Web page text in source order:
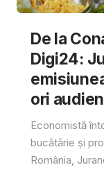
De la
Digi24:
ori
Economistă
bucătărie și
România,